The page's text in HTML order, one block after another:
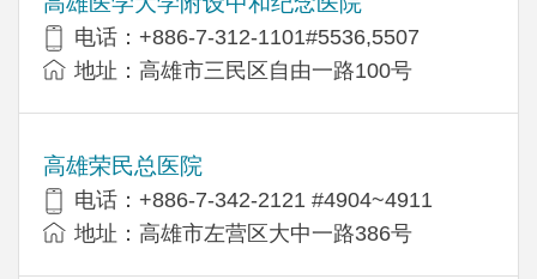
电话：+886-7-312-1101#5536,5507
地址：高雄市三民区自由一路100号
高雄荣民总医院
电话：+886-7-342-2121 #4904~4911
地址：高雄市左营区大中一路386号